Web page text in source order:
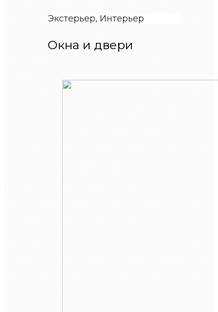
Экстерьер, Интерьер
Окна и двери